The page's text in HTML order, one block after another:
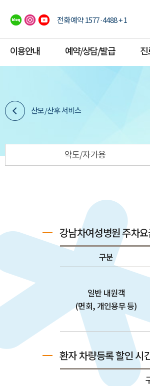
전화예약 1577·4488 + 1
이용안내 예약/상담/발급
산모/산후 서비스
약도/자가용
강남차여성병원 주차
구분
일반 내원객
(면회, 개인용무 등)
환자 차량등록 할인 시